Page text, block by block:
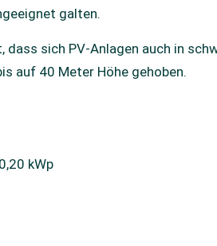
galten.
sich PV-Anlagen auch in
auf 40 Meter Höhe gehoben.
kWp